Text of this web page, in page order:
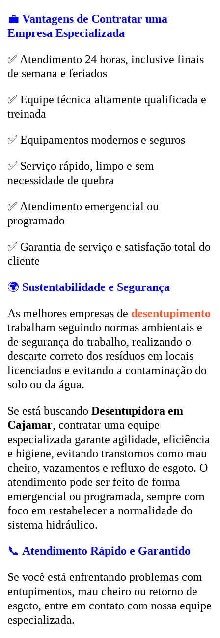
💼 Vantagens de Contratar uma
Empresa Especializada
✅ Atendimento 24 horas, inclusive finais
de semana e feriados
✅ Equipe técnica altamente qualificada e
treinada
✅ Equipamentos modernos e seguros
✅ Serviço rápido, limpo e sem
necessidade de quebra
✅ Atendimento emergencial ou
programado
✅ Garantia de serviço e satisfação total do
cliente
🌍 Sustentabilidade e Segurança
As melhores empresas de desentupimento
trabalham seguindo normas ambientais e
de segurança do trabalho, realizando o
descarte correto dos resíduos em locais
licenciados e evitando a contaminação do
solo ou da água.
Se está buscando Desentupidora em
Cajamar, contratar uma equipe
especializada garante agilidade, eficiência
e higiene, evitando transtornos como mau
cheiro, vazamentos e refluxo de esgoto. O
atendimento pode ser feito de forma
emergencial ou programada, sempre com
foco em restabelecer a normalidade do
sistema hidráulico.
📞 Atendimento Rápido e Garantido
Se você está enfrentando problemas com
entupimentos, mau cheiro ou retorno de
esgoto, entre em contato com nossa equipe
especializada.